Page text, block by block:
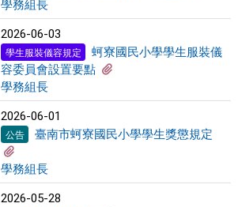
學務組長
2026-06-03
學生服裝儀容規定
蚵寮國民小學學生服裝儀
容委員會設置要點
學務組長
2026-06-01
公告
臺南市蚵寮國民小學學生獎懲規定
學務組長
2026-05-28